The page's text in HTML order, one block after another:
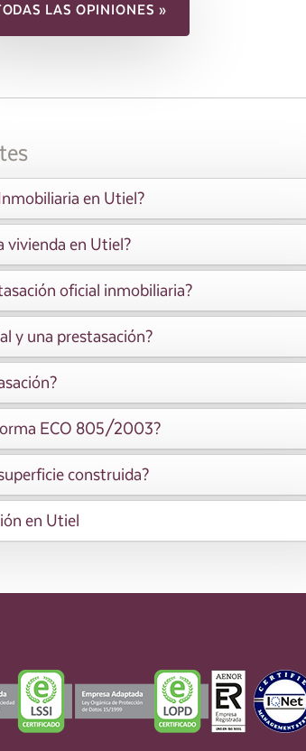
LAS OPINIONES »
en Utiel?
vivienda en Utiel?
oficial inmobiliaria?
y una prestasación?
ECO 805/2003?
construida?
en Utiel